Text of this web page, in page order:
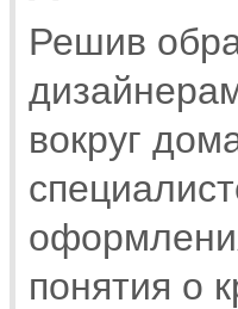
Решив
вокруг
понятия о